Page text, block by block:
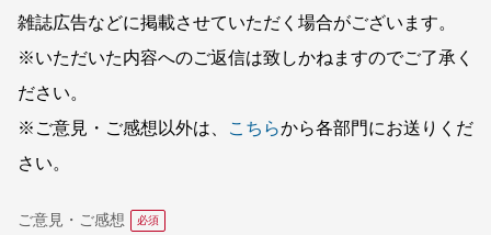
雑誌広告などに掲載させていただく場合がございます。
※いただいた内容へのご返信は致しかねますのでご了承く
ださい。
※ご意見・ご感想以外は、
こちらから各部門にお送りくだ
さい。
ご意見・ご感想